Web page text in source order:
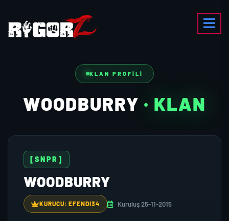
KLAN PROFILI
WOODBURRY · KLAN
[SNPR]
WOODBURRY
KURUCU: EFENDI34 Kuruluş 25-11-2015